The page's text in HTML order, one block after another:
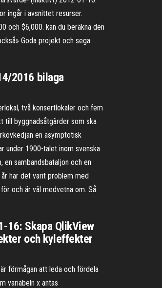
ingår i avsnittet resurser.
och $6,000. kan du beräkna den
Goda projekt och sega
2016 bilaga
två konsertlokaler och fem
till byggnadsåtgärder som ska
en asymptotisk
under 1900-talet inom svenska
sambandsbataljon och en
har det varit problem med
och är väl medvetna om. Så
16: Skapa QlikView
och kyleffekter
förmågan att leda och fördela
variabeln x antas